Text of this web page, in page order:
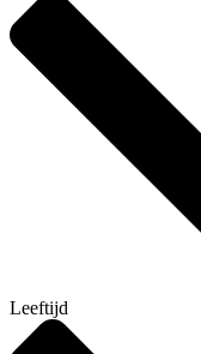
Leeftijd